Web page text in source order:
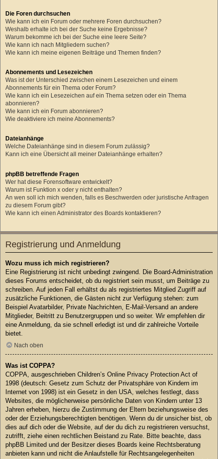
Die Foren durchsuchen
Wie kann ich ein Forum oder mehrere Foren durchsuchen?
Weshalb erhalte ich bei der Suche keine Ergebnisse?
Warum bekomme ich bei der Suche eine leere Seite?
Wie kann ich nach Mitgliedern suchen?
Wie kann ich meine eigenen Beiträge und Themen finden?
Abonnements und Lesezeichen
Was ist der Unterschied zwischen einem Lesezeichen und einem
Abonnements für ein Thema oder Forum?
Wie kann ich ein Lesezeichen auf ein Thema setzen oder ein Thema
abonnieren?
Wie kann ich ein Forum abonnieren?
Wie deaktiviere ich meine Abonnements?
Dateianhänge
Welche Dateianhänge sind in diesem Forum zulässig?
Kann ich eine Übersicht all meiner Dateianhänge erhalten?
phpBB betreffende Fragen
Wer hat diese Forensoftware entwickelt?
Warum ist Funktion x oder y nicht enthalten?
An wen soll ich mich wenden, falls es Beschwerden oder juristische Anfragen
zu diesem Forum gibt?
Wie kann ich einen Administrator des Boards kontaktieren?
Registrierung und Anmeldung
Wozu muss ich mich registrieren?
Eine Registrierung ist nicht unbedingt zwingend. Die Board-Administration
dieses Forums entscheidet, ob du registriert sein musst, um Beiträge zu
schreiben. Auf jeden Fall erhältst du als registriertes Mitglied Zugriff auf
zusätzliche Funktionen, die Gästen nicht zur Verfügung stehen: zum
Beispiel Avatarbilder, Private Nachrichten, E-Mail-Versand an andere
Mitglieder, Beitritt zu Benutzergruppen und so weiter. Wir empfehlen dir
eine Anmeldung, da sie schnell erledigt ist und dir zahlreiche Vorteile
bietet.
Nach oben
Was ist COPPA?
COPPA, ausgeschrieben Children’s Online Privacy Protection Act of
1998 (deutsch: Gesetz zum Schutz der Privatsphäre von Kindern im
Internet von 1998) ist ein Gesetz in den USA, welches festlegt, dass
Websites, die möglicherweise persönliche Daten von Kindern unter 13
Jahren erheben, hierzu die Zustimmung der Eltern beziehungsweise des
oder der Erziehungsberechtigten benötigen. Wenn du dir unsicher bist, ob
dies auf dich oder die Website, auf der du dich zu registrieren versuchst,
zutrifft, ziehe einen rechtlichen Beistand zu Rate. Bitte beachte, dass
phpBB Limited und der Besitzer dieses Boards keine Rechtsberatung
anbieten kann und nicht die Anlaufstelle für Rechtsangelegenheiten